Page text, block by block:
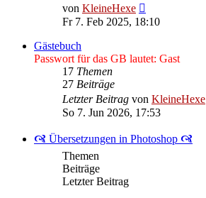
von KleineHexe
Beitrag
Fr 7. Feb 2025, 18:10
Gästebuch
Passwort für das GB lautet: Gast
17 Themen
27 Beiträge
Letzter Beitrag von KleineHexe
So 7. Jun 2026, 17:53
🙧 Übersetzungen in Photoshop 🙧
Themen
Beiträge
Letzter Beitrag